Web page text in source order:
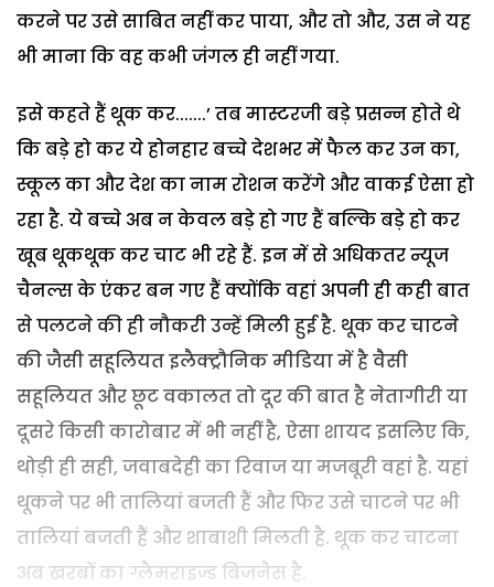
करने पर उसे साबित नहीं कर पाया, और तो और, उस ने यह
भी माना कि वह कभी जंगल ही नहीं गया.
इसे कहते हैं थूक कर.......’ तब मास्टरजी बड़े प्रसन्न होते थे
कि बड़े हो कर ये होनहार बच्चे देशभर में फैल कर उन का,
स्कूल का और देश का नाम रोशन करेंगे और वाकई ऐसा हो
रहा है. ये बच्चे अब न केवल बड़े हो गए हैं बल्कि बड़े हो कर
खूब थूकथूक कर चाट भी रहे हैं. इन में से अधिकतर न्यूज
चैनल्स के एंकर बन गए हैं क्योंकि वहां अपनी ही कही बात
से पलटने की ही नौकरी उन्हें मिली हुई है. थूक कर चाटने
की जैसी सहूलियत इलैक्ट्रौनिक मीडिया में है वैसी
सहूलियत और छूट वकालत तो दूर की बात है नेतागीरी या
दूसरे किसी कारोबार में भी नहीं है, ऐसा शायद इसलिए कि,
थोड़ी ही सही, जवाबदेही का रिवाज या मजबूरी वहां है. यहां
थूकने पर भी तालियां बजती हैं और फिर उसे चाटने पर भी
तालियां बजती हैं और शाबाशी मिलती है. थूक कर चाटना
अब खरबों का ग्लैमराइज्ड बिजनैस है.